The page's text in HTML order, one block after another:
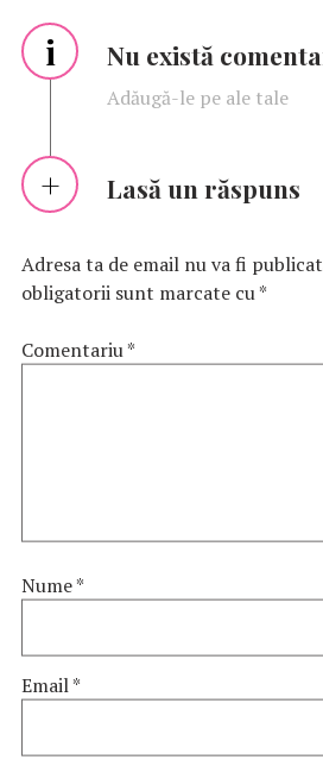
i Nu există
Adăugă-le pe ale tale
Lasă un răspuns
Adresa ta de email nu va fi
obligatorii sunt marcate cu*
Comentariu*
Nume*
Email*